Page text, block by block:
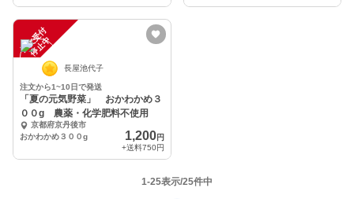
注
文
受
付
停
止
中
長屋池代子
注文から1~10日で発送
「夏の元気野菜」 おかわかめ３
００g 農薬・化学肥料不使用
京都府京丹後市
おかわかめ３００g
1,200円
+送料750円
1-25表示/25件中